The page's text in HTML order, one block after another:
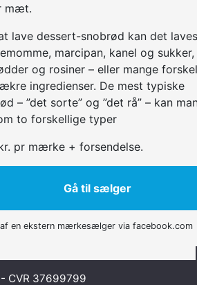
mæt.
lave dessert-snobrød kan det
marcipan, kanel og
og rosiner – eller mange
ingredienser. De mest typiske
– ”det sorte” og ”det rå” – kan
to forskellige typer
pr mærke + forsendelse.
Gå til sælger
en ekstern mærkesælger via facebook.com
CVR 37699799